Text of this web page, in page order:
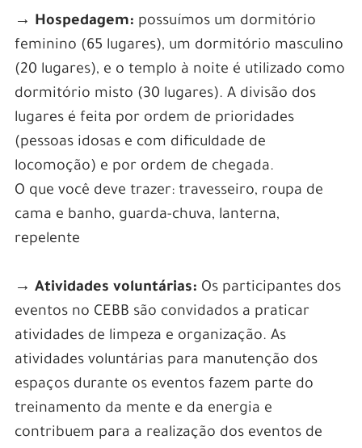
→ Hospedagem: possuímos um dormitório
feminino (65 lugares), um dormitório masculino
(20 lugares), e o templo à noite é utilizado como
dormitório misto (30 lugares). A divisão dos
lugares é feita por ordem de prioridades
(pessoas idosas e com dificuldade de
locomoção) e por ordem de chegada.
O que você deve trazer: travesseiro, roupa de
cama e banho, guarda-chuva, lanterna,
repelente
→ Atividades voluntárias: Os participantes dos
eventos no CEBB são convidados a praticar
atividades de limpeza e organização. As
atividades voluntárias para manutenção dos
espaços durante os eventos fazem parte do
treinamento da mente e da energia e
contribuem para a realização dos eventos de